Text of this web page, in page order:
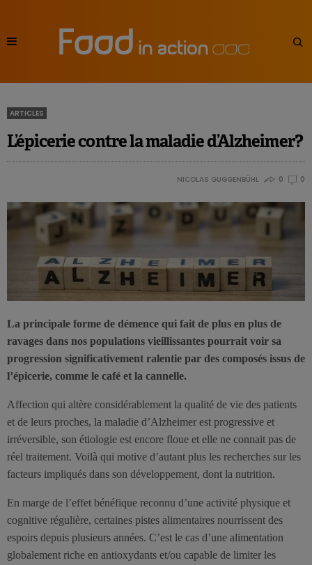
ARTICLES
L’épicerie contre la maladie d’Alzheimer?
NICOLAS GUGGENBÜHL 0 0
La principale forme de démence qui fait de plus en plus de
ravages dans nos populations vieillissantes pourrait voir sa
progression significativement ralentie par des composés issus de
l’épicerie, comme le café et la cannelle.
Affection qui altère considérablement la qualité de vie des patients
et de leurs proches, la maladie d’Alzheimer est progressive et
irréversible, son étiologie est encore floue et elle ne connait pas de
réel traitement. Voilà qui motive d’autant plus les recherches sur les
facteurs impliqués dans son développement, dont la nutrition.
En marge de l’effet bénéfique reconnu d’une activité physique et
cognitive régulière, certaines pistes alimentaires nourrissent des
espoirs depuis plusieurs années. C’est le cas d’une alimentation
globalement riche en antioxydants et/ou capable de limiter les